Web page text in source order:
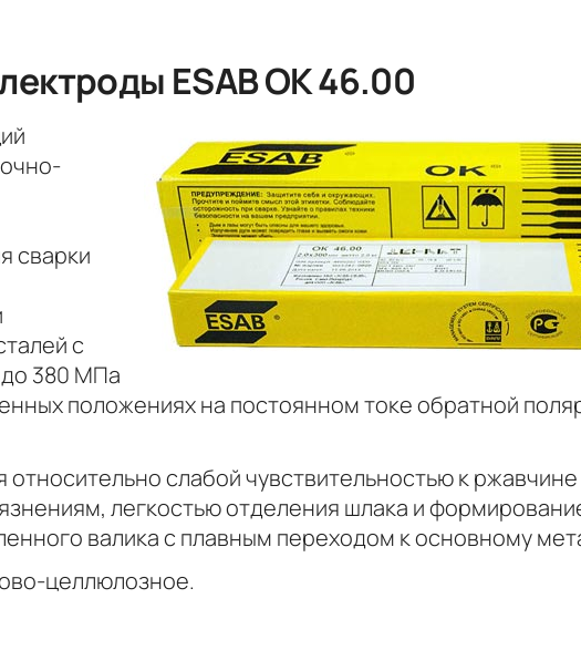
ESAB OK 46.00
сварки
с
380 МПа
положениях на постоянном токе обратной
относительно слабой чувствительностью к
легкостью отделения шлака и
валика с плавным переходом к основному
целлюлозное.